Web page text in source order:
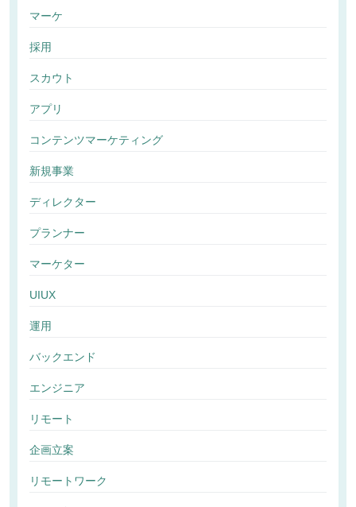
マーケ
採用
スカウト
アプリ
コンテンツマーケティング
新規事業
ディレクター
プランナー
マーケター
UIUX
運用
バックエンド
エンジニア
リモート
企画立案
リモートワーク